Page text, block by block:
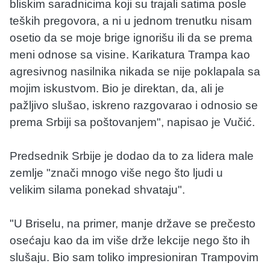
bliskim saradnicima koji su trajali satima posle
teških pregovora, a ni u jednom trenutku nisam
osetio da se moje brige ignorišu ili da se prema
meni odnose sa visine. Karikatura Trampa kao
agresivnog nasilnika nikada se nije poklapala sa
mojim iskustvom. Bio je direktan, da, ali je
pažljivo slušao, iskreno razgovarao i odnosio se
prema Srbiji sa poštovanjem", napisao je Vučić.
Predsednik Srbije je dodao da to za lidera male
zemlje "znači mnogo više nego što ljudi u
velikim silama ponekad shvataju".
"U Briselu, na primer, manje države se prečesto
osećaju kao da im više drže lekcije nego što ih
slušaju. Bio sam toliko impresioniran Trampovim